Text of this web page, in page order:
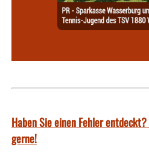
Haben Sie einen Fehler
gerne!